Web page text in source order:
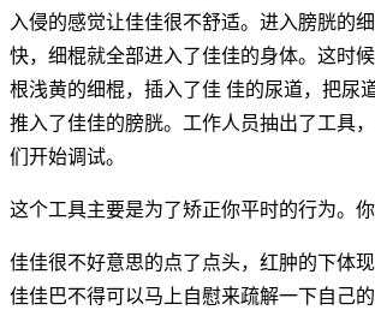
入侵的感觉让佳佳很不舒适。进入膀胱的
快，细棍就全部进入了佳佳的身体。这时
根浅黄的细棍，插入了佳 佳的尿道，把尿
推入了佳佳的膀胱。工作人员抽出了工具
们开始调试。
这个工具主要是为了矫正你平时的行为。你
佳佳很不好意思的点了点头，红肿的下体现
佳佳巴不得可以马上自慰来疏解一下自己的